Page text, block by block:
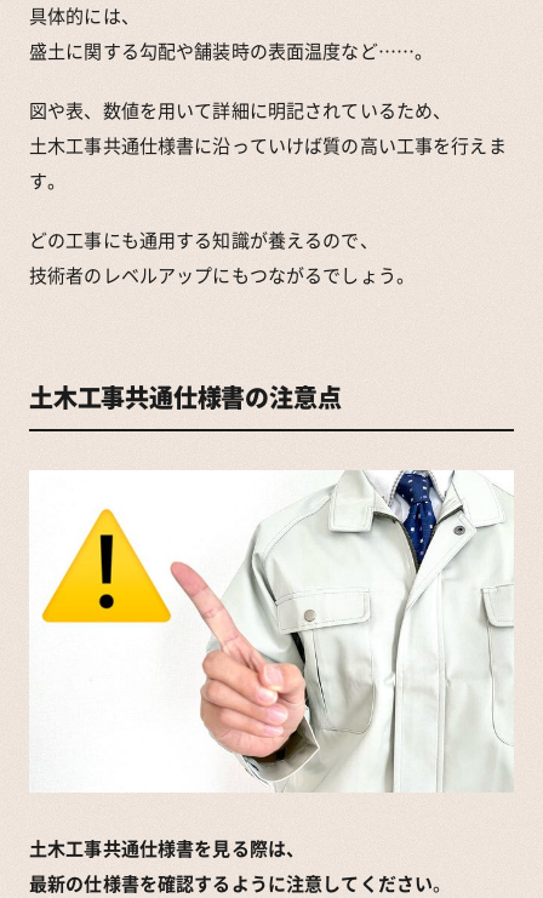
具体的には、
盛土に関する勾配や舗装時の表面温度など……。
図や表、数値を用いて詳細に明記されているため、
土木工事共通仕様書に沿っていけば質の高い工事を行えま
す。
どの工事にも通用する知識が養えるので、
技術者のレベルアップにもつながるでしょう。
土木工事共通仕様書の注意点
土木工事共通仕様書を見る際は、
最新の仕様書を確認するように注意してください。